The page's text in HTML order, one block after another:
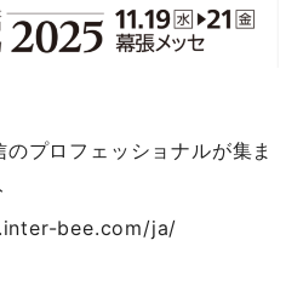
プロフェッショナルが集ま
bee.com/ja/